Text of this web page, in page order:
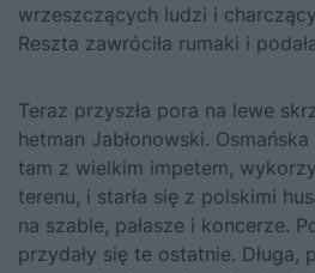
wrzeszczących ludzi i
Reszta zawróciła rumaki i
Teraz przyszła pora na lewe
hetman Jabłonowski.
tam z wielkim impetem,
terenu, i starła się z polskimi
na szable, pałasze i koncerze.
przydały się te ostatnie. Długa,